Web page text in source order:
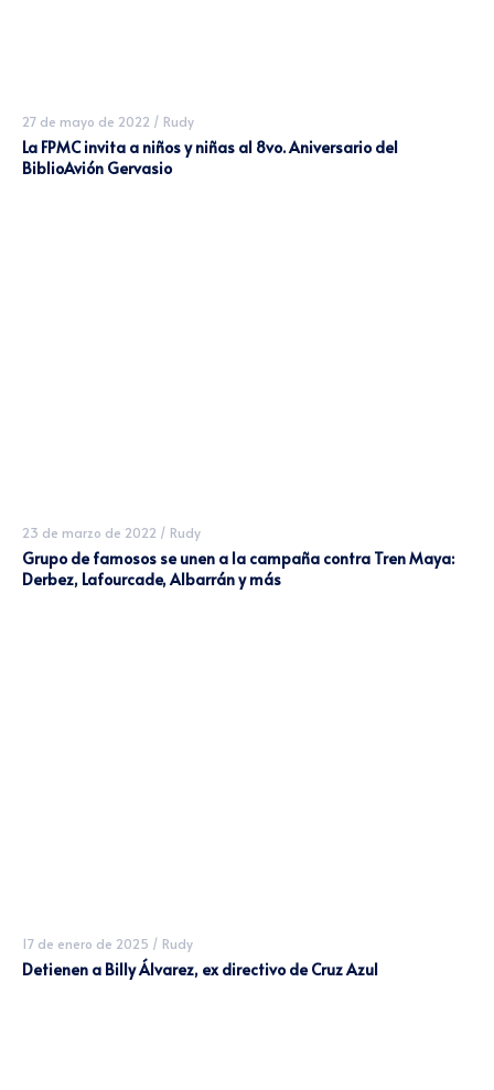
27 de mayo de 2022 / Rudy
La FPMC invita a niños y niñas al 8vo. Aniversario del
BiblioAvión Gervasio
23 de marzo de 2022 / Rudy
Grupo de famosos se unen a la campaña contra Tren Maya:
Derbez, Lafourcade, Albarrán y más
17 de enero de 2025 / Rudy
Detienen a Billy Álvarez, ex directivo de Cruz Azul